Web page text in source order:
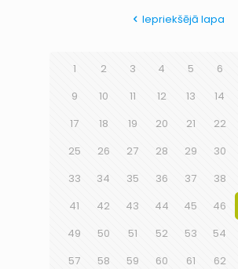
Iepriekšējā lapa
1 2 3 4 5 6
9
10 11 12 13 14
17
18 19 20 21 22
25
26 27 28 29 30
33
34 35 36 37 38
41
42 43 44 45 46
49
50 51 52 53 54
57
58 59 60 61 62